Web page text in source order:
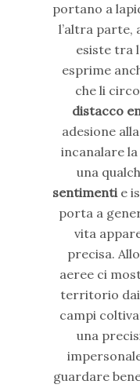
portano a
l’altra parte,
esiste tra
esprime
che li
distacco
adesione
incanalare
una
sentimentie
porta a
vita
precisa.
aeree ci
territorio
campi
una
guardare